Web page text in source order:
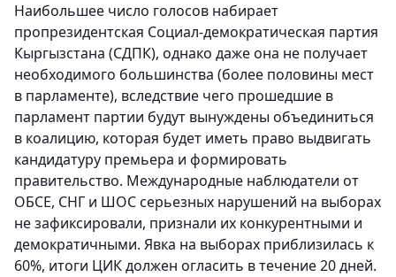
Наибольшее число голосов набирает
пропрезидентская Социал-демократическая партия
Кыргызстана (СДПК), однако даже она не получает
необходимого большинства (более половины мест
в парламенте), вследствие чего прошедшие в
парламент партии будут вынуждены объединиться
в коалицию, которая будет иметь право выдвигать
кандидатуру премьера и формировать
правительство. Международные наблюдатели от
ОБСЕ, СНГ и ШОС серьезных нарушений на выборах
не зафиксировали, признали их конкурентными и
демократичными. Явка на выборах приблизилась к
60%, итоги ЦИК должен огласить в течение 20 дней.